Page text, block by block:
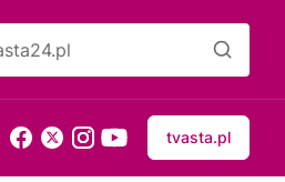
tvasta.pl